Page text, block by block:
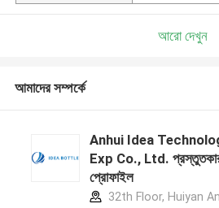
আরো দেখুন
আমাদের সম্পর্কে
Anhui Idea
Exp Co., Ltd.
প্রোফাইল
32th Floor, Huiyan